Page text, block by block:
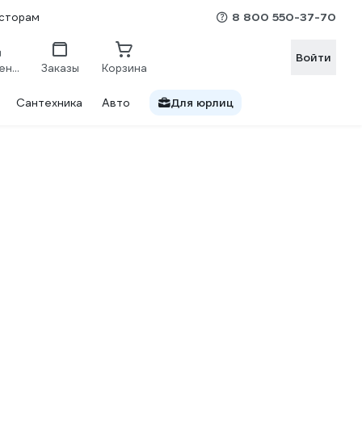
8 800 550-37-70
Сравнение Заказы Корзина
Войти
Сантехника Авто Для юрлиц